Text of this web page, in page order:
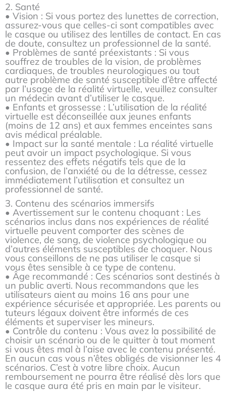
2. Santé
• Vision : Si vous portez des lunettes de correction,
assurez-vous que celles-ci sont compatibles avec
le casque ou utilisez des lentilles de contact. En cas
de doute, consultez un professionnel de la santé.
• Problèmes de santé préexistants : Si vous
souffrez de troubles de la vision, de problèmes
cardiaques, de troubles neurologiques ou tout
autre problème de santé susceptible d’être affecté
par l’usage de la réalité virtuelle, veuillez consulter
un médecin avant d’utiliser le casque.
• Enfants et grossesse : L’utilisation de la réalité
virtuelle est déconseillée aux jeunes enfants
(moins de 12 ans) et aux femmes enceintes sans
avis médical préalable.
• Impact sur la santé mentale : La réalité virtuelle
peut avoir un impact psychologique. Si vous
ressentez des effets négatifs tels que de la
confusion, de l’anxiété ou de la détresse, cessez
immédiatement l’utilisation et consultez un
professionnel de santé.
3. Contenu des scénarios immersifs
• Avertissement sur le contenu choquant : Les
scénarios inclus dans nos expériences de réalité
virtuelle peuvent comporter des scènes de
violence, de sang, de violence psychologique ou
d’autres éléments susceptibles de choquer. Nous
vous conseillons de ne pas utiliser le casque si
vous êtes sensible à ce type de contenu.
• Âge recommandé : Ces scénarios sont destinés à
un public averti. Nous recommandons que les
utilisateurs aient au moins 16 ans pour une
expérience sécurisée et appropriée. Les parents ou
tuteurs légaux doivent être informés de ces
éléments et superviser les mineurs.
• Contrôle du contenu : Vous avez la possibilité de
choisir un scénario ou de le quitter à tout moment
si vous êtes mal à l’aise avec le contenu présenté.
En aucun cas vous n’êtes obligés de visionner les 4
scénarios. C’est à votre libre choix. Aucun
remboursement ne pourra être réalisé dès lors que
le casque aura été pris en main par le visiteur.